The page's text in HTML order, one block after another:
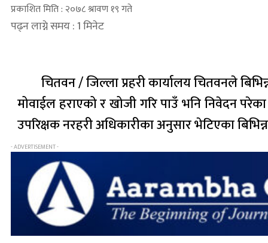
प्रकाशित मिति : २०७८ श्रावण १९ गते
पढ्न लाग्ने समय : 1 मिनेट
चितवन / जिल्ला प्रहरी कार्यालय चितवनले
मोवाईल हराएको र खोजी गरि पाउँ भनि निवेदन
उपरिक्षक नरहरी अधिकारीका अनुसार भेटिएका
- ADVERTISEMENT -